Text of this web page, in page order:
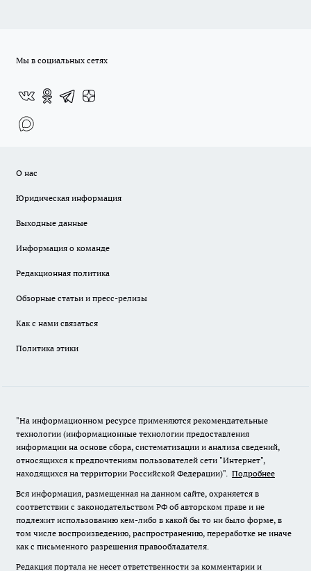
Мы в социальных сетях
О нас
Юридическая информация
Выходные данные
Информация о команде
Редакционная политика
Обзорные статьи и пресс-релизы
Как с нами связаться
Политика этики
"На информационном ресурсе применяются рекомендательные
технологии (информационные технологии предоставления
информации на основе сбора, систематизации и анализа сведений,
относящихся к предпочтениям пользователей сети "Интернет",
находящихся на территории Российской Федерации)". Подробнее
Вся информация, размещенная на данном сайте, охраняется в
соответствии с законодательством РФ об авторском праве и не
подлежит использованию кем-либо в какой бы то ни было форме, в
том числе воспроизведению, распространению, переработке не иначе
как с письменного разрешения правообладателя.
Редакция портала не несет ответственности за комментарии и